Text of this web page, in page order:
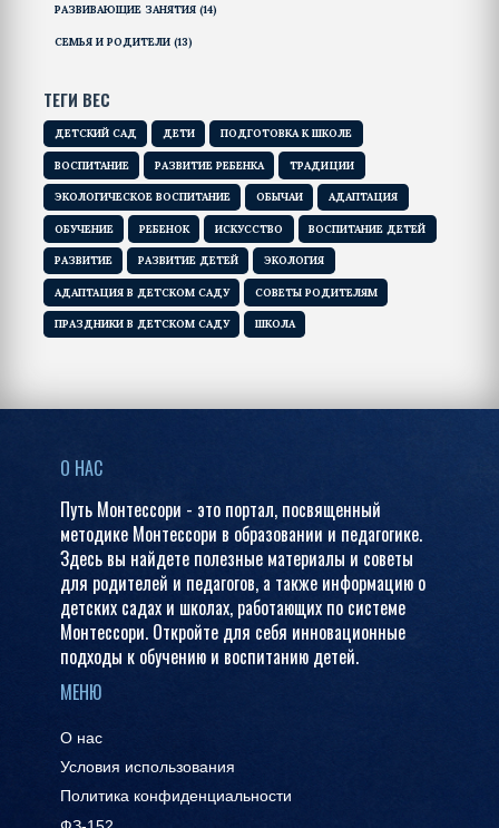
РАЗВИВАЮЩИЕ ЗАНЯТИЯ (14)
СЕМЬЯ И РОДИТЕЛИ (13)
ТЕГИ ВЕС
ДЕТСКИЙ САД ДЕТИ ПОДГОТОВКА К ШКОЛЕ
ВОСПИТАНИЕ РАЗВИТИЕ РЕБЕНКА ТРАДИЦИИ
ЭКОЛОГИЧЕСКОЕ ВОСПИТАНИЕ ОБЫЧАИ АДАПТАЦИЯ
ОБУЧЕНИЕ РЕБЕНОК ИСКУССТВО ВОСПИТАНИЕ ДЕТЕЙ
РАЗВИТИЕ РАЗВИТИЕ ДЕТЕЙ ЭКОЛОГИЯ
АДАПТАЦИЯ В ДЕТСКОМ САДУ СОВЕТЫ РОДИТЕЛЯМ
ПРАЗДНИКИ В ДЕТСКОМ САДУ ШКОЛА
О НАС
Путь Монтессори - это портал, посвященный
методике Монтессори в образовании и педагогике.
Здесь вы найдете полезные материалы и советы
для родителей и педагогов, а также информацию о
детских садах и школах, работающих по системе
Монтессори. Откройте для себя инновационные
подходы к обучению и воспитанию детей.
МЕНЮ
О нас
Условия использования
Политика конфиденциальности